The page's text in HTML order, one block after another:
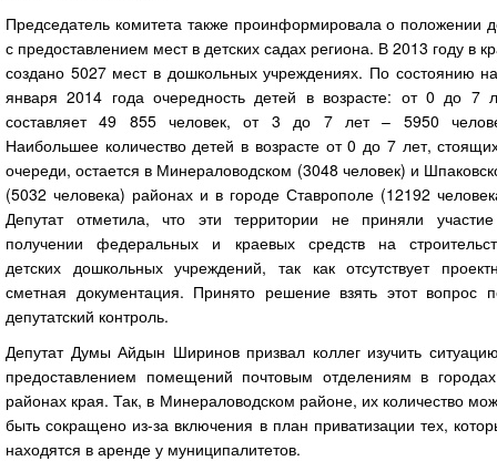
Председатель комитета также проинформировала о положении
с предоставлением мест в детских садах региона. В 2013 году в
создано 5027 мест в дошкольных учреждениях. По состоянию
января 2014 года очередность детей в возрасте: от 0 до 7
составляет 49 855 человек, от 3 до 7 лет – 5950
Наибольшее количество детей в возрасте от 0 до 7 лет,
очереди, остается в Минераловодском (3048 человек) и
(5032 человека) районах и в городе Ставрополе (12192
Депутат отметила, что эти территории не приняли
получении федеральных и краевых средств на
детских дошкольных учреждений, так как отсутствует
сметная документация. Принято решение взять этот вопрос
депутатский контроль.
Депутат Думы Айдын Ширинов призвал коллег изучить
предоставлением помещений почтовым отделениям в
районах края. Так, в Минераловодском районе, их количество
быть сокращено из-за включения в план приватизации тех,
находятся в аренде у муниципалитетов.